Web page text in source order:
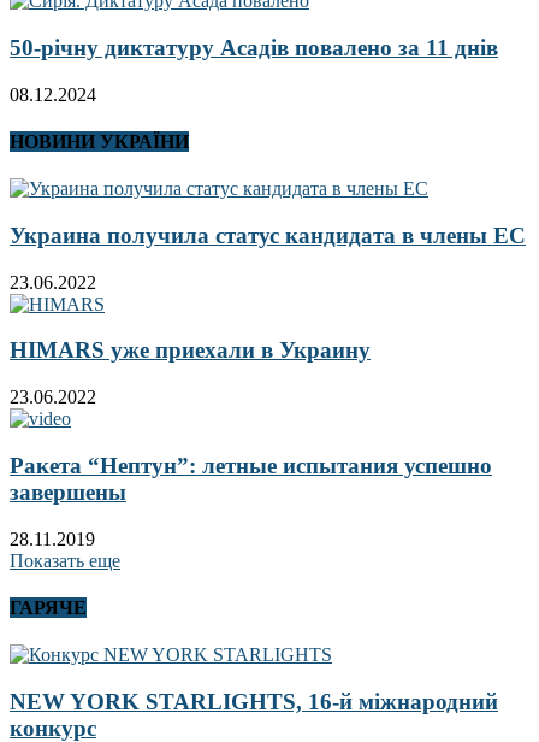
50-річну диктатуру Асадів повалено за 11 днів
08.12.2024
НОВИНИ УКРАЇНИ
Украина получила статус кандидата в члены ЕС
23.06.2022
HIMARS уже приехали в Украину
23.06.2022
Ракета “Нептун”: летные испытания успешно
завершены
28.11.2019
Показать еще
ГАРЯЧЕ
NEW YORK STARLIGHTS, 16-й міжнародний
конкурс